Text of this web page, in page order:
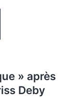
» après
Deby